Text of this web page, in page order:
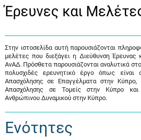
Έρευνες και
Στην ιστοσελίδα αυτή παρουσιάζονται
μελέτες που διεξάγει η Διεύθυνση Έρευνας
ΑνΑΔ. Πρόσθετα παρουσιάζονται αναλυτικά
πολυσχιδές ερευνητικό έργο όπως είναι
Απασχόλησης σε Επαγγέλματα στην
Απασχόλησης σε Τομείς στην Κύπρο και
Ανθρώπινου Δυναμικού στην Κύπρο.
Ενότητες